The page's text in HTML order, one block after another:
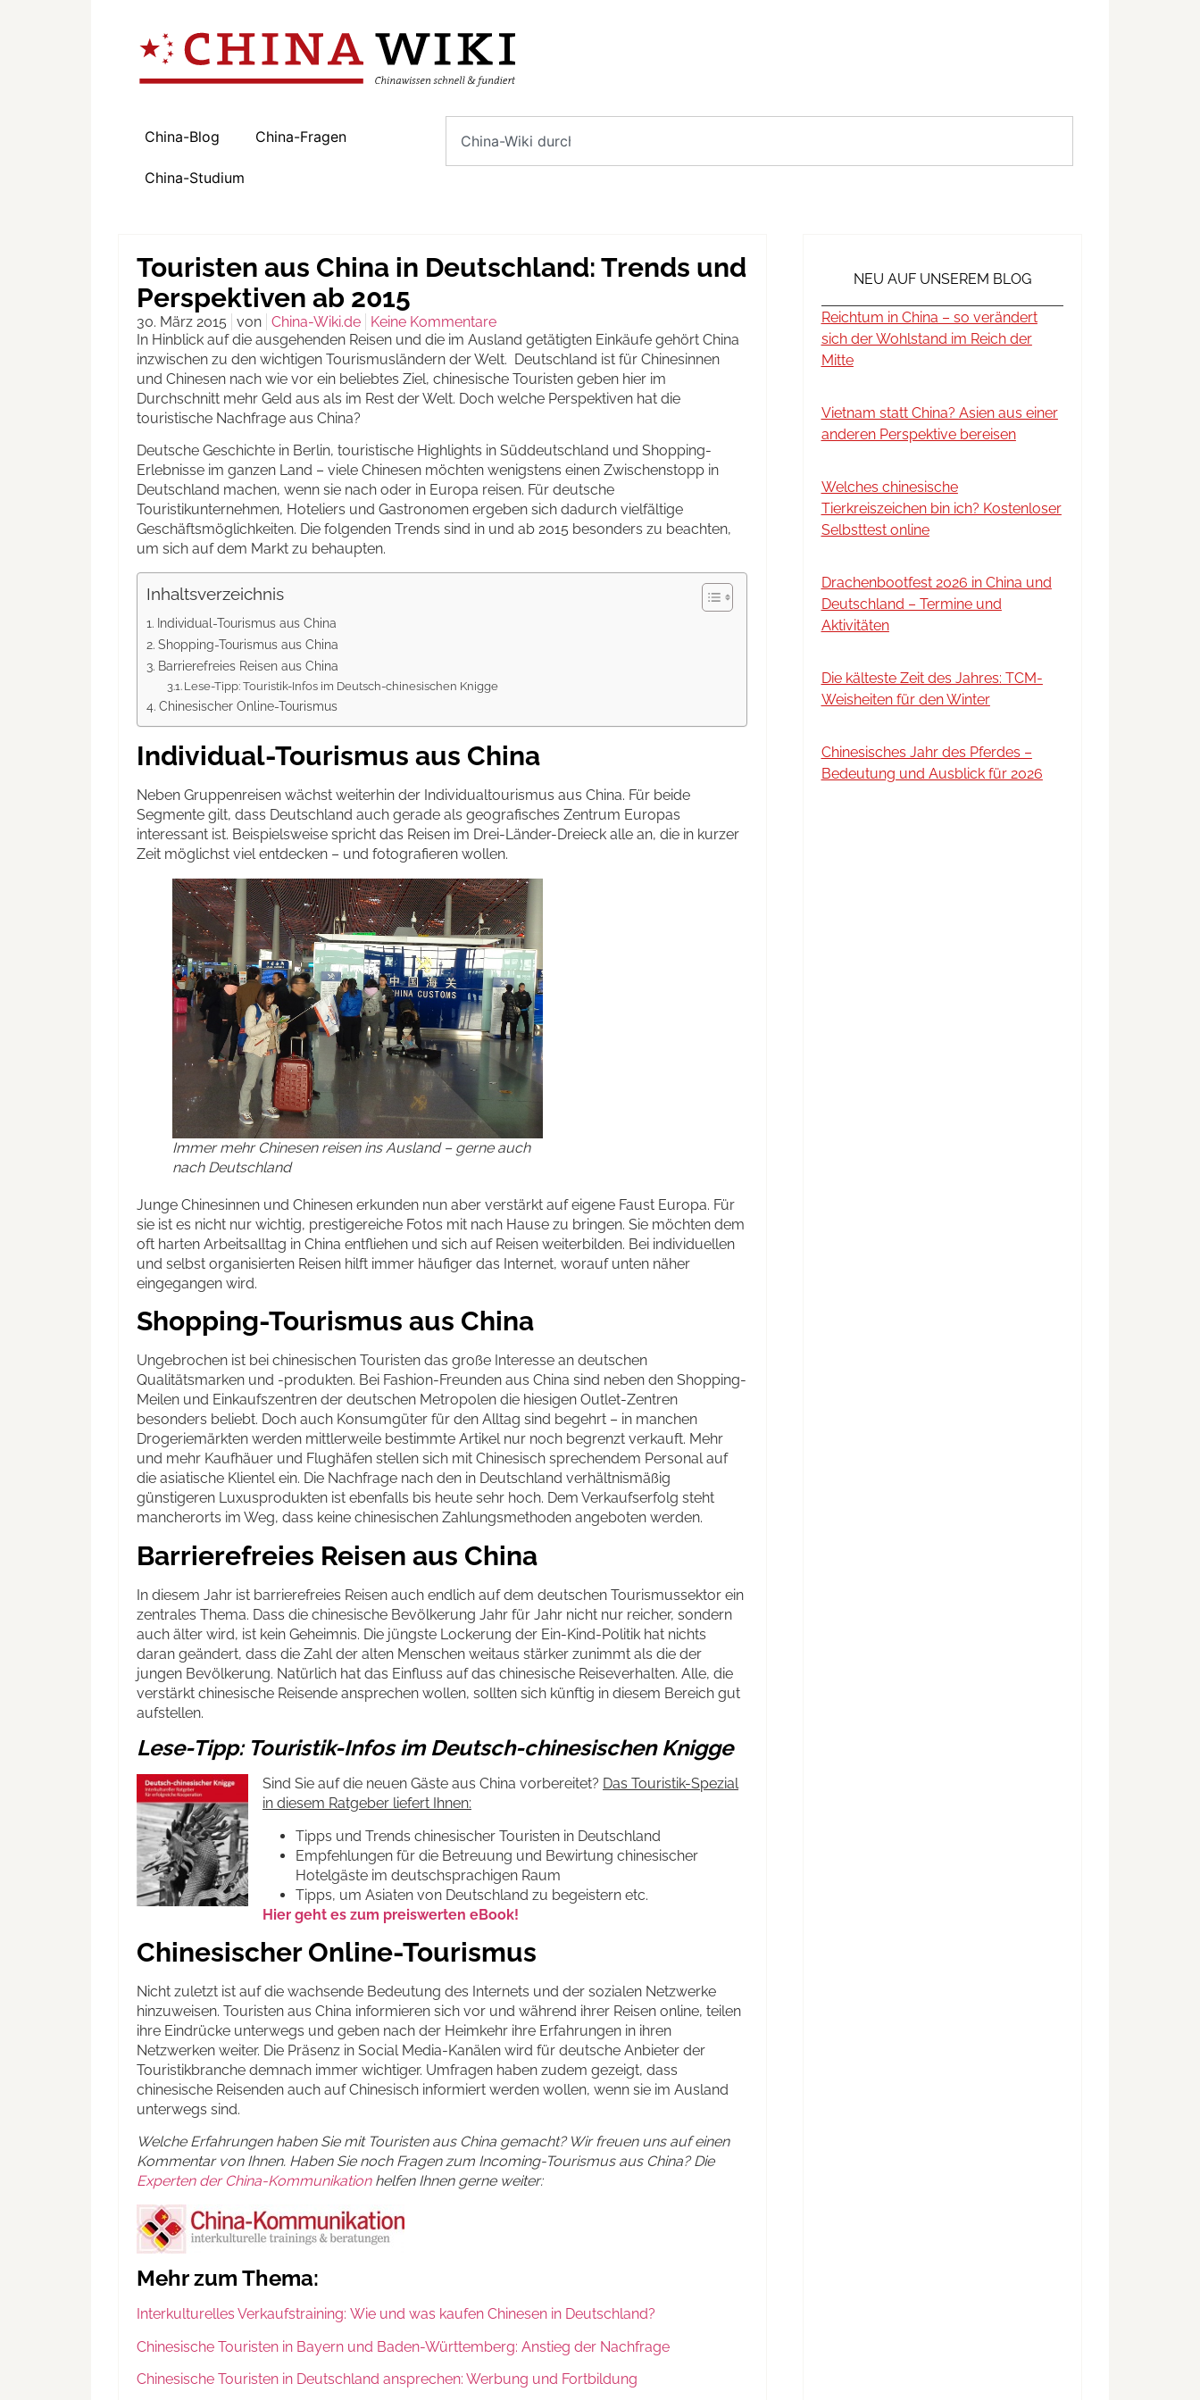
China-Blog China-Fragen
China-Studium
Touristen aus China in Deutschland: Trends und
Perspektiven ab 2015
30. März 2015 von China-Wiki.de
Keine Kommentare
In Hinblick auf die ausgehenden Reisen und die im Ausland getätigten Einkäufe gehört China
inzwischen zu den wichtigen Tourismusländern der Welt. Deutschland ist für Chinesinnen
und Chinesen nach wie vor ein beliebtes Ziel, chinesische Touristen geben hier im
Durchschnitt mehr Geld aus als im Rest der Welt. Doch welche Perspektiven hat die
touristische Nachfrage aus China?
Deutsche Geschichte in Berlin, touristische Highlights in Süddeutschland und Shopping-
Erlebnisse im ganzen Land – viele Chinesen möchten wenigstens einen Zwischenstopp in
Deutschland machen, wenn sie nach oder in Europa reisen. Für deutsche
Touristikunternehmen, Hoteliers und Gastronomen ergeben sich dadurch vielfältige
Geschäftsmöglichkeiten. Die folgenden Trends sind in und ab 2015 besonders zu beachten,
um sich auf dem Markt zu behaupten.
Inhaltsverzeichnis
Individual-Tourismus aus China
Shopping-Tourismus aus China
Barrierefreies Reisen aus China
Lese-Tipp: Touristik-Infos im Deutsch-chinesischen Knigge
Chinesischer Online-Tourismus
Individual-Tourismus aus China
Neben Gruppenreisen wächst weiterhin der Individualtourismus aus China. Für beide
Segmente gilt, dass Deutschland auch gerade als geografisches Zentrum Europas
interessant ist. Beispielsweise spricht das Reisen im Drei-Länder-Dreieck alle an, die in kurzer
Zeit möglichst viel entdecken – und fotografieren wollen.
Immer mehr Chinesen reisen ins Ausland – gerne auch
nach Deutschland
Junge Chinesinnen und Chinesen erkunden nun aber verstärkt auf eigene Faust Europa. Für
sie ist es nicht nur wichtig, prestigereiche Fotos mit nach Hause zu bringen. Sie möchten dem
oft harten Arbeitsalltag in China entfliehen und sich auf Reisen weiterbilden. Bei individuellen
und selbst organisierten Reisen hilft immer häufiger das Internet, worauf unten näher
eingegangen wird.
Shopping-Tourismus aus China
Ungebrochen ist bei chinesischen Touristen das große Interesse an deutschen
Qualitätsmarken und -produkten. Bei Fashion-Freunden aus China sind neben den Shopping-
Meilen und Einkaufszentren der deutschen Metropolen die hiesigen Outlet-Zentren
besonders beliebt. Doch auch Konsumgüter für den Alltag sind begehrt – in manchen
Drogeriemärkten werden mittlerweile bestimmte Artikel nur noch begrenzt verkauft. Mehr
und mehr Kaufhäuer und Flughäfen stellen sich mit Chinesisch sprechendem Personal auf
die asiatische Klientel ein. Die Nachfrage nach den in Deutschland verhältnismäßig
günstigeren Luxusprodukten ist ebenfalls bis heute sehr hoch. Dem Verkaufserfolg steht
mancherorts im Weg, dass keine chinesischen Zahlungsmethoden angeboten werden.
Barrierefreies Reisen aus China
In diesem Jahr ist barrierefreies Reisen auch endlich auf dem deutschen Tourismussektor ein
zentrales Thema. Dass die chinesische Bevölkerung Jahr für Jahr nicht nur reicher, sondern
auch älter wird, ist kein Geheimnis. Die jüngste Lockerung der Ein-Kind-Politik hat nichts
daran geändert, dass die Zahl der alten Menschen weitaus stärker zunimmt als die der
jungen Bevölkerung. Natürlich hat das Einfluss auf das chinesische Reiseverhalten. Alle, die
verstärkt chinesische Reisende ansprechen wollen, sollten sich künftig in diesem Bereich gut
aufstellen.
Lese-Tipp: Touristik-Infos im Deutsch-chinesischen Knigge
Sind Sie auf die neuen Gäste aus China vorbereitet? Das Touristik-Spezial
in diesem Ratgeber liefert Ihnen:
Tipps und Trends chinesischer Touristen in Deutschland
Empfehlungen für die Betreuung und Bewirtung chinesischer
Hotelgäste im deutschsprachigen Raum
Tipps, um Asiaten von Deutschland zu begeistern etc.
Hier geht es zum preiswerten eBook!
Chinesischer Online-Tourismus
Nicht zuletzt ist auf die wachsende Bedeutung des Internets und der sozialen Netzwerke
hinzuweisen. Touristen aus China informieren sich vor und während ihrer Reisen online, teilen
ihre Eindrücke unterwegs und geben nach der Heimkehr ihre Erfahrungen in ihren
Netzwerken weiter. Die Präsenz in Social Media-Kanälen wird für deutsche Anbieter der
Touristikbranche demnach immer wichtiger. Umfragen haben zudem gezeigt, dass
chinesische Reisenden auch auf Chinesisch informiert werden wollen, wenn sie im Ausland
unterwegs sind.
Welche Erfahrungen haben Sie mit Touristen aus China gemacht? Wir freuen uns auf einen
Kommentar von Ihnen. Haben Sie noch Fragen zum Incoming-Tourismus aus China? Die
Experten der China-Kommunikationhelfen Ihnen gerne weiter:
Mehr zum Thema:
Interkulturelles Verkaufstraining: Wie und was kaufen Chinesen in Deutschland?
Chinesische Touristen in Bayern und Baden-Württemberg: Anstieg der Nachfrage
Chinesische Touristen in Deutschland ansprechen: Werbung und Fortbildung
NEU AUF UNSEREM BLOG
Reichtum in China – so verändert
sich der Wohlstand im Reich der
Mitte
Vietnam statt China? Asien aus einer
anderen Perspektive bereisen
Welches chinesische
Tierkreiszeichen bin ich? Kostenloser
Selbsttest online
Drachenbootfest 2026 in China und
Deutschland – Termine und
Aktivitäten
Die kälteste Zeit des Jahres: TCM-
Weisheiten für den Winter
Chinesisches Jahr des Pferdes –
Bedeutung und Ausblick für 2026